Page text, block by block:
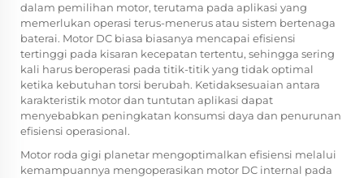
dalam pemilihan motor, terutama pada aplikasi yang
memerlukan operasi terus-menerus atau sistem bertenaga
baterai. Motor DC biasa biasanya mencapai efisiensi
tertinggi pada kisaran kecepatan tertentu, sehingga sering
kali harus beroperasi pada titik-titik yang tidak optimal
ketika kebutuhan torsi berubah. Ketidaksesuaian antara
karakteristik motor dan tuntutan aplikasi dapat
menyebabkan peningkatan konsumsi daya dan penurunan
efisiensi operasional.
Motor roda gigi planetar mengoptimalkan efisiensi melalui
kemampuannya mengoperasikan motor DC internal pada